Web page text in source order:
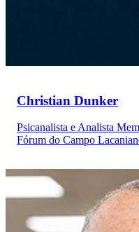
Christian Dunker
Psicanalista e Analista
Fórum do Campo